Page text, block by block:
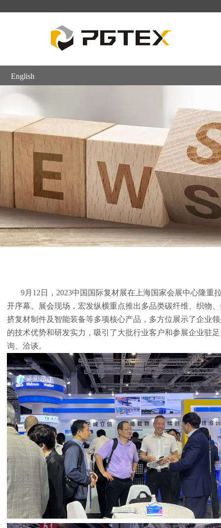
English
9月12 日，2023中国国际复材展在上海国家会展中心隆重
开序幕。展会现场，宏发纵横重点推出多品类碳纤维、织物
挤复材制件及智能装备等多项核心产品，多方位展示了企业
的技术优势和研发实力，吸引了大批行业客户和参展企业驻
询、洽谈。